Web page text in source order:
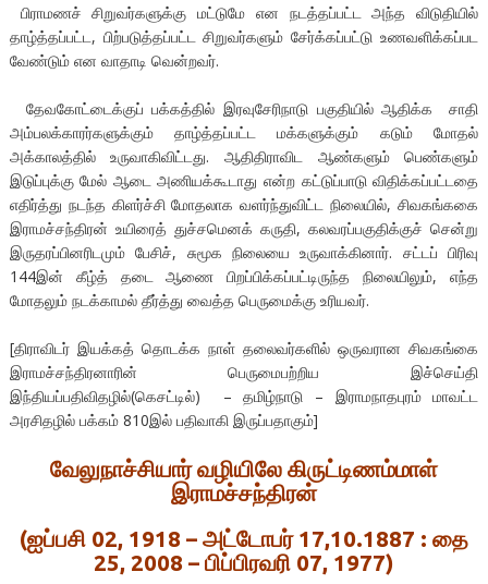
பிராமணச் சிறுவர்களுக்கு மட்டுமே என நடத்தப்பட்ட அந்த விடுதியில்
தாழ்த்தப்பட்ட, பிற்படுத்தப்பட்ட சிறுவர்களும் சேர்க்கப்பட்டு உணவளிக்கப்பட
வேண்டும் என வாதாடி வென்றவர்.
தேவகோட்டைக்குப் பக்கத்தில் இரவுசேரிநாடு பகுதியில் ஆதிக்க சாதி
அம்பலக்காரர்களுக்கும் தாழ்த்தப்பட்ட மக்களுக்கும் கடும் மோதல்
அக்காலத்தில் உருவாகிவிட்டது. ஆதிதிராவிட ஆண்களும் பெண்களும்
இடுப்புக்கு மேல் ஆடை அணியக்கூடாது என்ற கட்டுப்பாடு விதிக்கப்பட்டதை
எதிர்த்து நடந்த கிளர்ச்சி மோதலாக வளர்ந்துவிட்ட நிலையில், சிவகங்ககை
இராமச்சந்திரன் உயிரைத் துச்சமெனக் கருதி, கலவரப்பகுதிக்குச் சென்று
இருதரப்பினரிடமும் பேசிச், சுமூக நிலையை உருவாக்கினார். சட்டப் பிரிவு
144இன் கீழ்த் தடை ஆணை பிறப்பிக்கப்பட்டிருந்த நிலையிலும், எந்த
மோதலும் நடக்காமல் தீர்த்து வைத்த பெருமைக்கு உரியவர்.
[திராவிடர் இயக்கத் தொடக்க நாள் தலைவர்களில் ஒருவரான சிவகங்கை
இராமச்சந்திரனாரின் பெருமைபற்றிய இச்செய்தி
இந்தியப்பதிவிதழில்(கெசட்டில்) – தமிழ்நாடு – இராமநாதபுரம் மாவட்ட
அரசிதழில் பக்கம் 810இல் பதிவாகி இருப்பதாகும்]
வேலுநாச்சியார் வழியிலே கிருட்டிணம்மாள்
இராமச்சந்திரன்
(ஐப்பசி 02, 1918 – அட்டோபர்17,10.1887 : தை
25, 2008 – பிப்பிரவரி 07, 1977)